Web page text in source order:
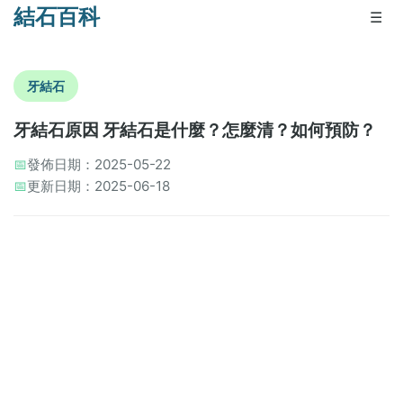
結石百科 ☰
牙結石
牙結石原因 牙結石是什麼？怎麼清？如何預防？
📅發佈日期：2025-05-22
📅更新日期：2025-06-18